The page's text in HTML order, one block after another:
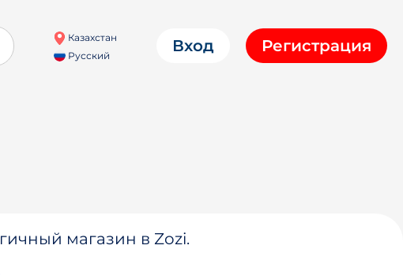
Казахстан
Русский
Вход Регистрация
магазин в Zozi.